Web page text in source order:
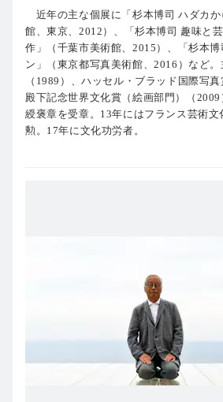
近年の主な個展に「杉本博司 ハダカか
館、東京、2012）、「杉本博司 趣味と
作」（千葉市美術館、2015）、「杉本
ン」（東京都写真美術館、2016）など
（1989）、ハッセル・ブラッド国際写
殿下記念世界文化賞（絵画部門）（
綬褒章を受章。13年にはフランス芸術文
勲。17年に文化功労者。